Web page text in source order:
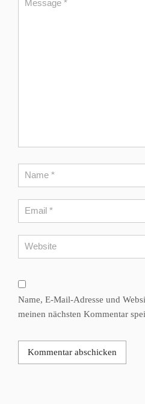
Name, E-Mail-Adresse und
meinen nächsten Kommentar